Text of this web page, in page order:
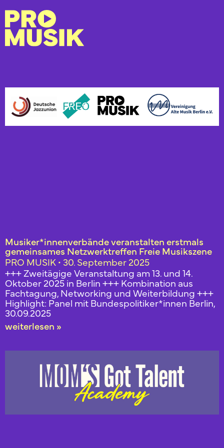
Musiker*innenverbände veranstalten erstmals
gemeinsames Netzwerktreffen Freie Musikszene
PRO MUSIK 30. September 2025
+++ Zweitägige Veranstaltung am 13. und 14.
Oktober 2025 in Berlin +++ Kombination aus
Fachtagung, Networking und Weiterbildung +++
Highlight: Panel mit Bundespolitiker*innen Berlin,
30.09.2025
weiterlesen »